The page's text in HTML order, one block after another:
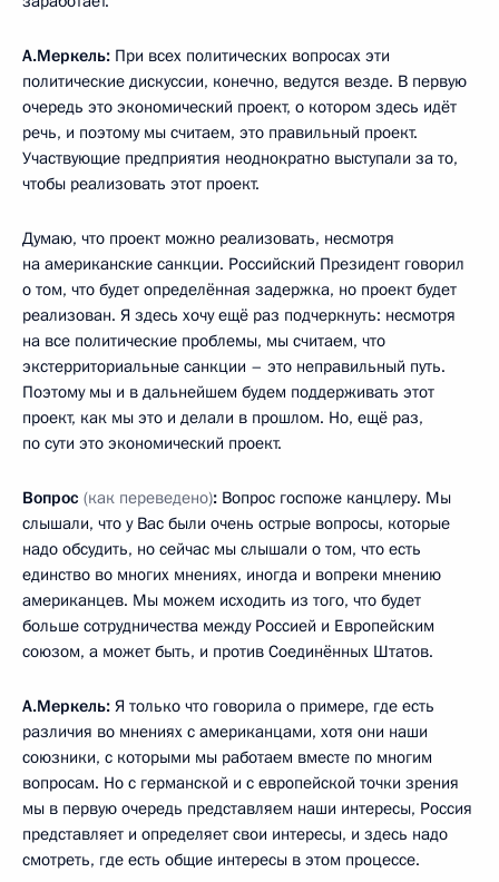
А.Меркель: При всех политических вопросах эти
политические дискуссии, конечно, ведутся везде. В первую
очередь это экономический проект, о котором здесь идёт
речь, и поэтому мы считаем, это правильный проект.
Участвующие предприятия неоднократно выступали за то,
чтобы реализовать этот проект.
Думаю, что проект можно реализовать, несмотря
на американские санкции. Российский Президент говорил
о том, что будет определённая задержка, но проект будет
реализован. Я здесь хочу ещё раз подчеркнуть: несмотря
на все политические проблемы, мы считаем, что
экстерриториальные санкции – это неправильный путь.
Поэтому мы и в дальнейшем будем поддерживать этот
проект, как мы это и делали в прошлом. Но, ещё раз,
по сути это экономический проект.
Вопрос (как переведено): Вопрос госпоже канцлеру. Мы
слышали, что у Вас были очень острые вопросы, которые
надо обсудить, но сейчас мы слышали о том, что есть
единство во многих мнениях, иногда и вопреки мнению
американцев. Мы можем исходить из того, что будет
больше сотрудничества между Россией и Европейским
союзом, а может быть, и против Соединённых Штатов.
А.Меркель: Я только что говорила о примере, где есть
различия во мнениях с американцами, хотя они наши
союзники, с которыми мы работаем вместе по многим
вопросам. Но с германской и с европейской точки зрения
мы в первую очередь представляем наши интересы, Россия
представляет и определяет свои интересы, и здесь надо
смотреть, где есть общие интересы в этом процессе.